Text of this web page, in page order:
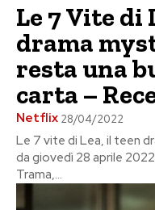
Le 7 Vite di
drama
resta una
carta –
Netflix 28/04/2022
Le 7 vite di Lea, il teen
da giovedì 28 aprile
Trama,...